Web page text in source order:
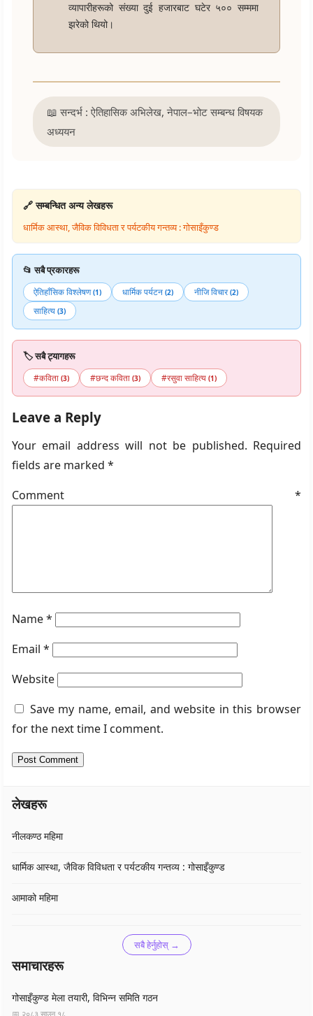
व्यापारीहरूको संख्या दुई हजारबाट घटेर ५०० सम्ममा
झरेको थियो।
📖 सन्दर्भ : ऐतिहासिक अभिलेख, नेपाल–भोट सम्बन्ध विषयक
अध्ययन
🔗 सम्बन्धित अन्य लेखहरू
धार्मिक आस्था, जैविक विविधता र पर्यटकीय गन्तव्य : गोसाइँकुण्ड
📂 सबै प्रकारहरू
ऐतिहाँसिक विश्लेषण(1) धार्मिक पर्यटन (2) नीजि विचार(2)
साहित्य (3)
🏷️ सबै ट्यागहरू
#कविता (3) #छन्द कविता (3) #रसुवा साहित्य (1)
Leave a Reply
Your email address will not be published. Required
fields are marked *
Comment *
Name*
Email *
Website
Save my name, email, and website in this browser
for the next time I comment.
लेखहरू
नीलकण्ठ महिमा
धार्मिक आस्था, जैविक विविधता र पर्यटकीय गन्तव्य : गोसाइँकुण्ड
आमाको महिमा
सबै हेर्नुहोस् →
समाचारहरू
गोसाइँकुण्ड मेला तयारी, विभिन्न समिति गठन
📅 २०८३ साउन १८